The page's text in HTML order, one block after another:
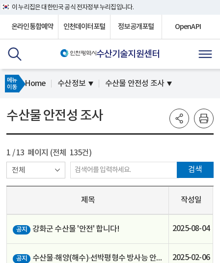
이 누리집은 대한민국 공식 전자정부 누리집입니다.
온라인통합예약 인천데이터포털 정보공개포털 OpenAPI
수산기술지원센터
메뉴
이동
Home 수산정보 수산물 안전성 조사
수산물 안전성 조사
1 / 13 페이지 (전체 135건)
검색
제목 작성일
공지 강화군 수산물 '안전' 합니다! 2025-08-04
공지 수산물·해양(해수)·선박평형수 방사능 안전관리 현황 2025-02-06